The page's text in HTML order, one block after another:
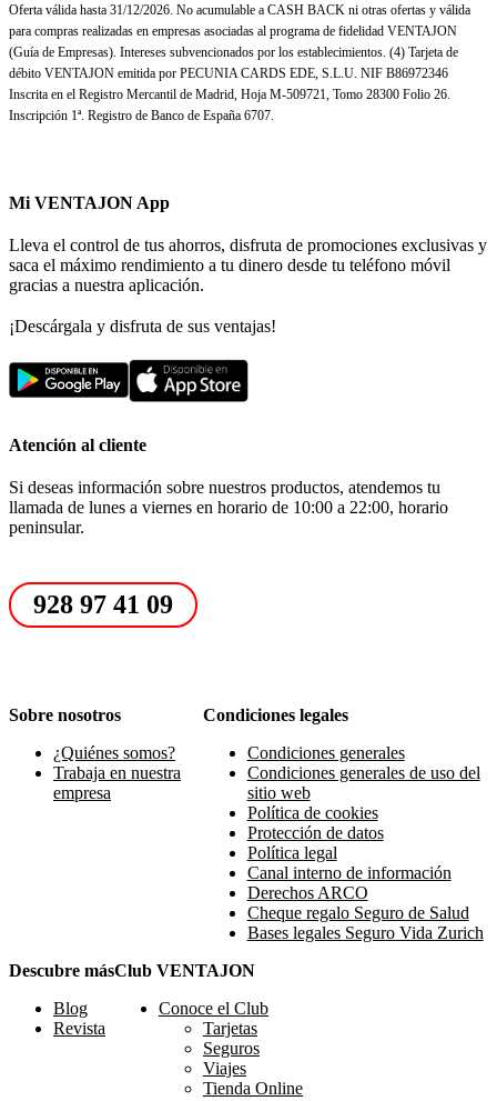
Oferta válida hasta 31/12/2026. No acumulable a CASH BACK ni otras ofertas y válida
para compras realizadas en empresas asociadas al programa de fidelidad VENTAJON
(Guía de Empresas). Intereses subvencionados por los establecimientos. (4) Tarjeta de
débito VENTAJON emitida por PECUNIA CARDS EDE, S.L.U. NIF B86972346
Inscrita en el Registro Mercantil de Madrid, Hoja M-509721, Tomo 28300 Folio 26.
Inscripción 1ª. Registro de Banco de España 6707.
Mi VENTAJON App
Lleva el control de tus ahorros, disfruta de promociones exclusivas y
saca el máximo rendimiento a tu dinero desde tu teléfono móvil
gracias a nuestra aplicación.
¡Descárgala y disfruta de sus ventajas!
Atención al cliente
Si deseas información sobre nuestros productos, atendemos tu
llamada de lunes a viernes en horario de 10:00 a 22:00, horario
peninsular.
928 97 41 09
Sobre nosotros
¿Quiénes somos?
Trabaja en nuestra
empresa
Condiciones legales
Condiciones generales
Condiciones generales de uso del
sitio web
Política de cookies
Protección de datos
Política legal
Canal interno de información
Derechos ARCO
Cheque regalo Seguro de Salud
Bases legales Seguro Vida Zurich
Descubre más
Blog
Revista
Club VENTAJON
Conoce el Club
Tarjetas
Seguros
Viajes
Tienda Online